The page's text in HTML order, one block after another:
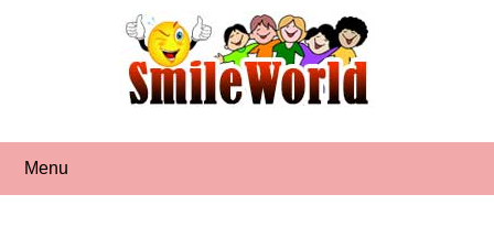
Menu